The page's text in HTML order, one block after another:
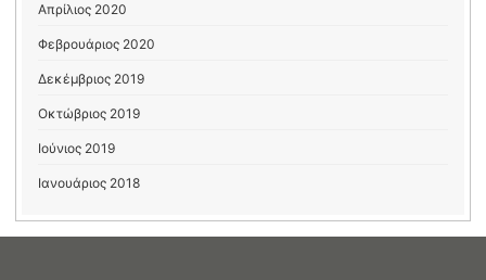
Απρίλιος 2020
Φεβρουάριος 2020
Δεκέμβριος 2019
Οκτώβριος 2019
Ιούνιος 2019
Ιανουάριος 2018